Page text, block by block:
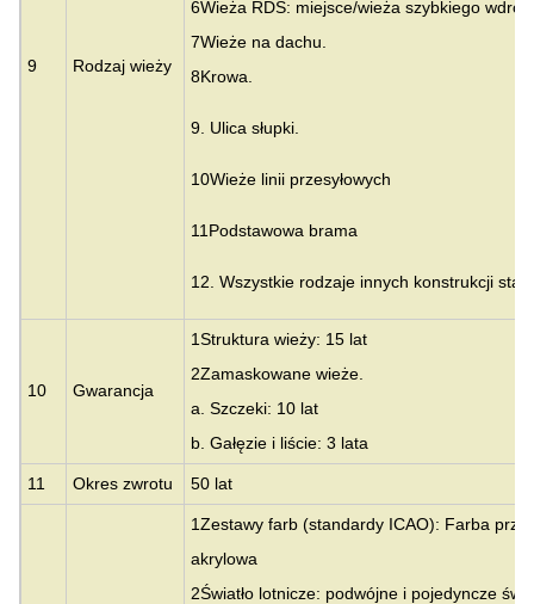
9 Rodzaj wieży
6Wieża RDS: miejsce/wieża szybkiego
7Wieże na dachu.
8Krowa.
9. Ulica słupki.
10Wieże linii przesyłowych
11Podstawowa brama
12. Wszystkie rodzaje innych konstrukcji
10 Gwarancja
1Struktura wieży: 15 lat
2Zamaskowane wieże.
a. Szczeki: 10 lat
b. Gałęzie i liście: 3 lata
11 Okres zwrotu 50 lat
1Zestawy farb (standardy ICAO): Farba
akrylowa
2Światło lotnicze: podwójne i pojedyncze